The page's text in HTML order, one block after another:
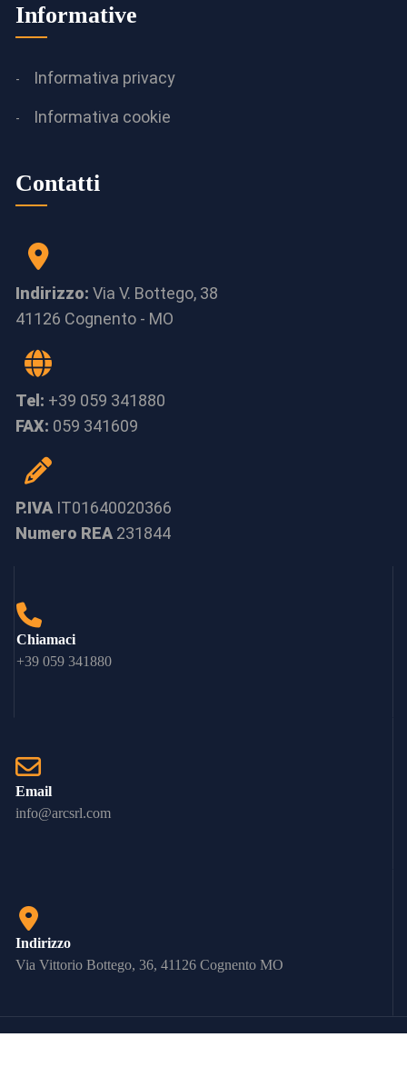
Informative
Informativa privacy
Informativa cookie
Contatti
Indirizzo: Via V. Bottego, 38
41126 Cognento - MO
Tel: +39 059 341880
FAX: 059 341609
P.IVA IT01640020366
Numero REA 231844
Chiamaci
+39 059 341880
Email
info@arcsrl.com
Indirizzo
Via Vittorio Bottego, 36, 41126 Cognento MO